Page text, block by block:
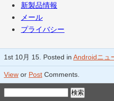
新製品情報
メール
プライバシー
1st 10月 15. Posted in Androidニュ
View or Post Comments.